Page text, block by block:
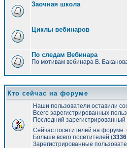
Заочная школа
Циклы вебинаров
По следам Вебинара
По мотивам вебинара В.
Кто сейчас на форуме
Наши пользователи оставили
Всего зарегистрированных
Последний зарегистрированный
Сейчас посетителей на форуме:
Больше всего посетителей (3336
Зарегистрированные